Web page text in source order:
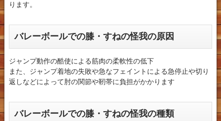
ります。
バレーボールでの膝・すねの怪我の原因
ジャンプ動作の酷使による筋肉の柔軟性の低下
また、ジャンプ着地の失敗や急なフェイントによる急停止や切り
返しなどによって肘の関節や靭帯に負担がかかります
バレーボールでの膝・すねの怪我の種類